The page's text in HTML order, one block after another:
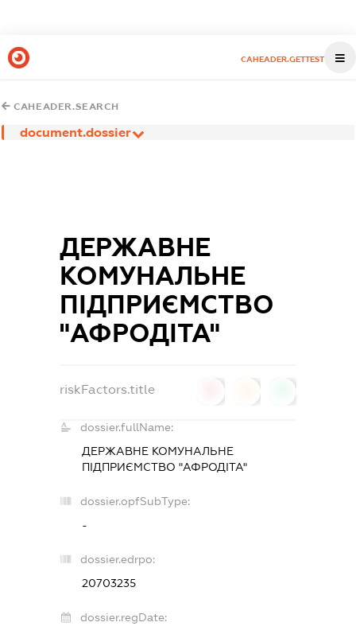
CAHEADER.GETTEST
CAHEADER.SEARCH
document.dossier
ДЕРЖАВНЕ
КОМУНАЛЬНЕ
ПІДПРИЄМСТВО
"АФРОДІТА"
riskFactors.title
dossier.fullName:
ДЕРЖАВНЕ КОМУНАЛЬНЕ
ПІДПРИЄМСТВО "АФРОДІТА"
dossier.opfSubType:
-
dossier.edrpo:
20703235
dossier.regDate: